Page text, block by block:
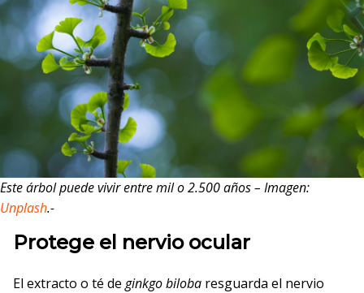
Este árbol puede vivir entre mil o 2.500 años – Imagen:
Unplash.-
Protege el nervio ocular
El extracto o té de ginkgo biloba resguarda el nervio